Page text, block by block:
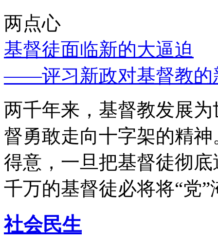
两点心
基督徒面临新的大逼迫
——评习新政对基督教的
两千年来，基督教发展
督勇敢走向十字架的精
得意，一旦把基督徒彻
千万的基督徒必将将“党”
社会民生